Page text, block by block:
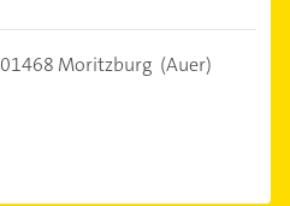
01468 Moritzburg (Auer)